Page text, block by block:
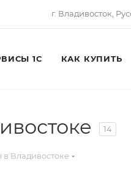
г. Владивосток,
1С КАК КУПИТЬ
14
Владивостоке